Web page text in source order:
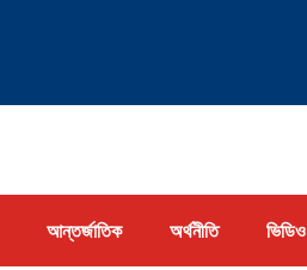
আন্তর্জাতিক অর্থনীতি ভিডিও